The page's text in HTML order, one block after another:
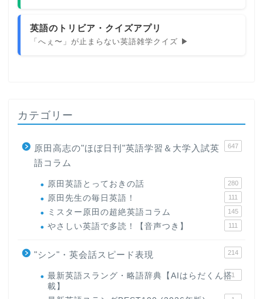
英語のトリビア・クイズアプリ
「へぇ〜」が止まらない英語雑学クイズ ▶
カテゴリー
原田高志の"ほぼ日刊"英語学習＆大学入試英
語コラム
647
原田英語とっておきの話 280
原田先生の毎日英語！ 111
ミスター原田の超絶英語コラム 145
やさしい英語で多読！【音声つき】 111
"シン"・英会話スピード表現 214
最新英語スラング・略語辞典【AIはらだくん搭
載】
1